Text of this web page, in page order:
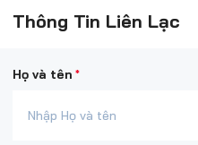
Thông Tin Liên Lạc
Họ và tên *